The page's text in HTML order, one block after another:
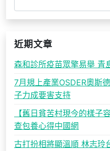
近期文章
森和診所疫苗眾擎易舉 青
7月規上產業OSDER奧斯
子力成要害支持
【舊日貧苦村現今的樣子
查包養心得中國網
古打扮相將顯溫順 林志玲